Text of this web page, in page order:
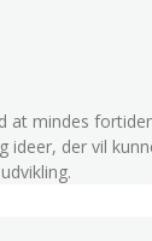
at mindes
ideer, der vil